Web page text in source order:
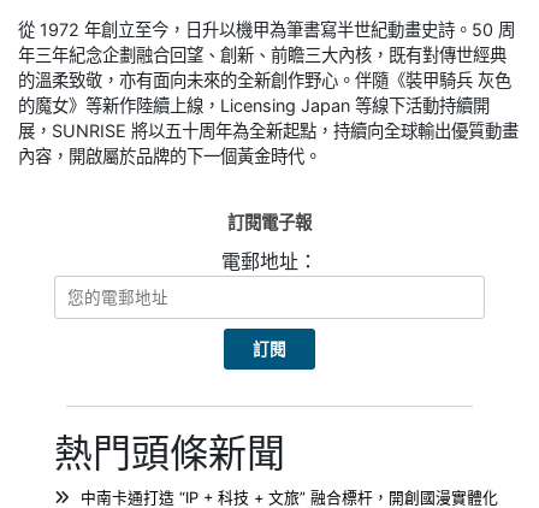
從 1972 年創立至今，日升以機甲為筆書寫半世紀動畫史詩。50 周
年三年紀念企劃融合回望、創新、前瞻三大內核，既有對傳世經典
的溫柔致敬，亦有面向未來的全新創作野心。伴隨《裝甲騎兵 灰色
的魔女》等新作陸續上線，Licensing Japan 等線下活動持續開
展，SUNRISE 將以五十周年為全新起點，持續向全球輸出優質動畫
內容，開啟屬於品牌的下一個黃金時代。
訂閱電子報
電郵地址：
熱門頭條新聞
中南卡通打造 “IP + 科技 + 文旅” 融合標杆，開創國漫實體化